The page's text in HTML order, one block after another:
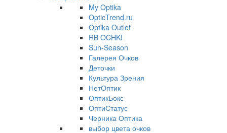
My Optika
OpticTrend.ru
Optika Outlet
RB OCHKI
Sun-Season
Галерея Очков
Деточки
Культура Зрения
НетОптик
ОптикБокс
ОптиСтатус
Черника Оптика
выбор цвета очков